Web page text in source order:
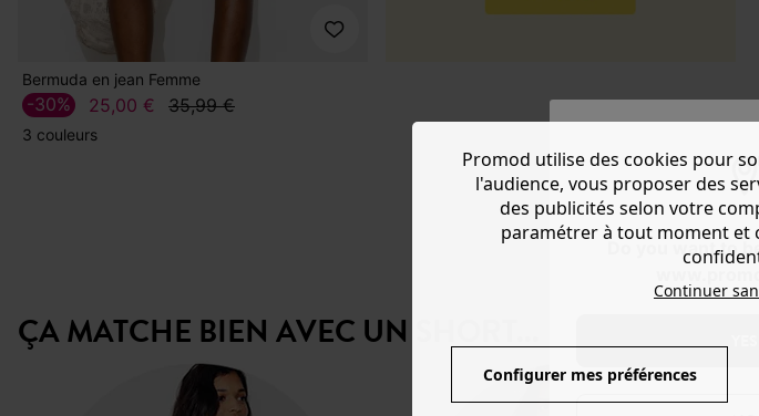
Do you want to
Bermuda en jean Femme
25,00 € 35,99 €
-30%
3 couleurs
Produits
ÇA MATCHE BIEN AVEC UN SHORT...
Promod utilise des cookies pour
l'audience, vous proposer des
des publicités selon votre
paramétrer à tout moment et
Continuer
Configurer mes préférences